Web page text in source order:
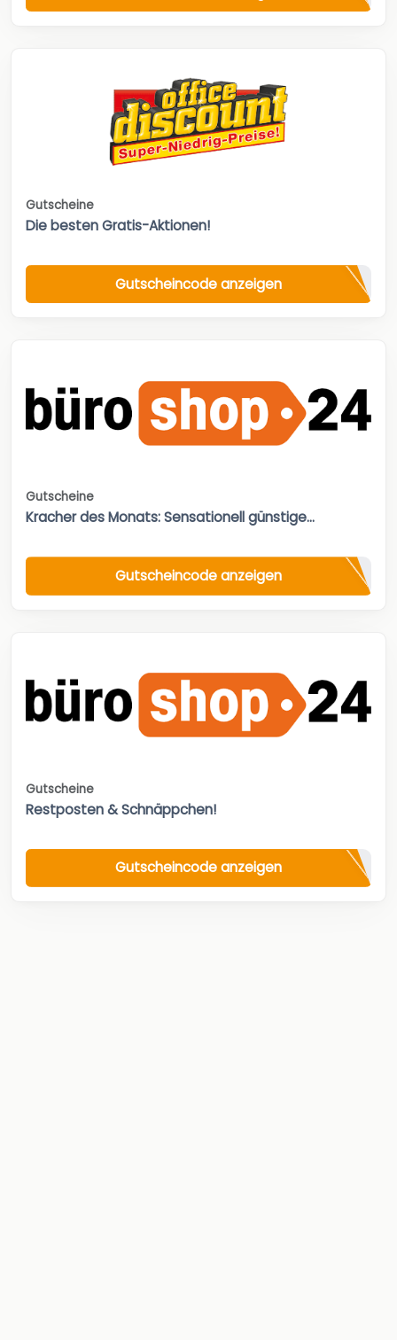
Gutscheine
Die besten Gratis-Aktionen!
Gutscheincode anzeigen
Gutscheine
Kracher des Monats: Sensationell günstige...
Gutscheincode anzeigen
Gutscheine
Restposten & Schnäppchen!
Gutscheincode anzeigen